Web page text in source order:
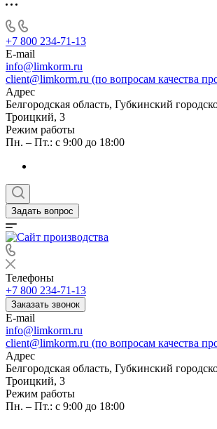
+7 800 234-71-13
E-mail
info@limkorm.ru
client@limkorm.ru (по вопросам качества
Адрес
Белгородская область, Губкинский
Троицкий, 3
Режим работы
Пн. – Пт.: с 9:00 до 18:00
Задать вопрос
Телефоны
+7 800 234-71-13
Заказать звонок
E-mail
info@limkorm.ru
client@limkorm.ru (по вопросам качества
Адрес
Белгородская область, Губкинский
Троицкий, 3
Режим работы
Пн. – Пт.: с 9:00 до 18:00